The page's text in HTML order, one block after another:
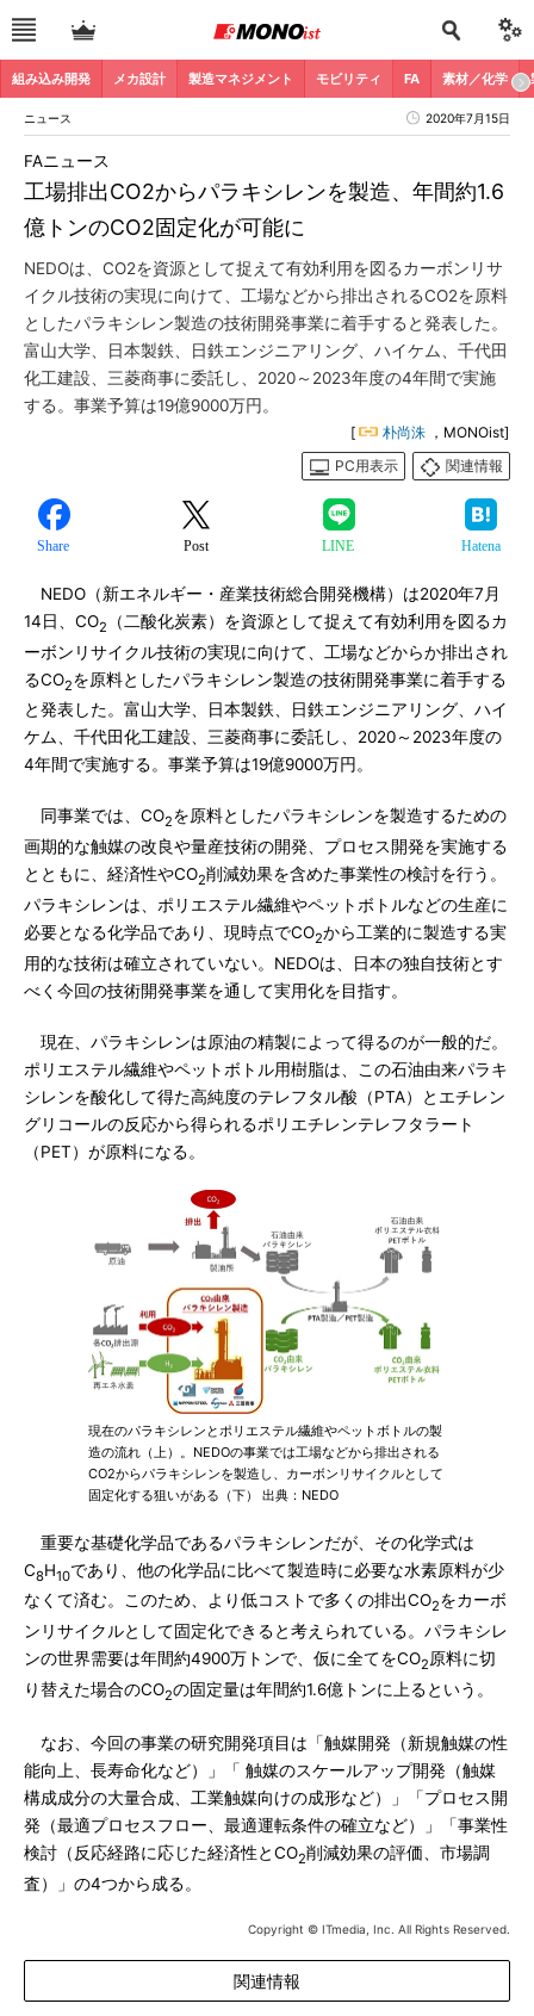
組み込み開発 メカ設計 製造マネジメント モビリティ FA 素材／化学
ニュース 2020年7月15日
工場排出CO2からパラキシレンを製造、年間約1.6
億トンのCO2固定化が可能に
FAニュース
NEDOは、CO2を資源として捉えて有効利用を図るカーボンリサ
イクル技術の実現に向けて、工場などから排出されるCO2を原料
としたパラキシレン製造の技術開発事業に着手すると発表した。
富山大学、日本製鉄、日鉄エンジニアリング、ハイケム、千代田
化工建設、三菱商事に委託し、2020～2023年度の4年間で実施
する。事業予算は19億9000万円。
[ 朴尚洙 ，MONOist]
PC用表示
関連情報
Share Post LINE Hatena
NEDO（新エネルギー・産業技術総合開発機構）は2020年7月
14日、CO2
（二酸化炭素）を資源として捉えて有効利用を図るカ
ーボンリサイクル技術の実現に向けて、工場などからか排出され
るCO2を原料としたパラキシレン製造の技術開発事業に着手する
と発表した。富山大学、日本製鉄、日鉄エンジニアリング、ハイ
ケム、千代田化工建設、三菱商事に委託し、2020～2023年度の
4年間で実施する。事業予算は19億9000万円。
同事業では、CO2を原料としたパラキシレンを製造するための
画期的な触媒の改良や量産技術の開発、プロセス開発を実施する
とともに、経済性やCO2削減効果を含めた事業性の検討を行う。
パラキシレンは、ポリエステル繊維やペットボトルなどの生産に
必要となる化学品であり、現時点でCO2から工業的に製造する実
用的な技術は確立されていない。NEDOは、日本の独自技術とす
べく今回の技術開発事業を通して実用化を目指す。
現在、パラキシレンは原油の精製によって得るのが一般的だ。
ポリエステル繊維やペットボトル用樹脂は、この石油由来パラキ
シレンを酸化して得た高純度のテレフタル酸（PTA）とエチレン
グリコールの反応から得られるポリエチレンテレフタラート
（PET）が原料になる。
現在のパラキシレンとポリエステル繊維やペットボトルの製
造の流れ（上）。NEDOの事業では工場などから排出される
CO2からパラキシレンを製造し、カーボンリサイクルとして
固定化する狙いがある（下） 出典：NEDO
重要な基礎化学品であるパラキシレンだが、その化学式は
C8H10であり、他の化学品に比べて製造時に必要な水素原料が少
なくて済む。このため、より低コストで多くの排出CO2をカーボ
ンリサイクルとして固定化できると考えられている。パラキシレ
ンの世界需要は年間約4900万トンで、仮に全てをCO2 原料に切
り替えた場合のCO2の固定量は年間約1.6億トンに上るという。
なお、今回の事業の研究開発項目は「触媒開発（新規触媒の性
能向上、長寿命化など）」「 触媒のスケールアップ開発（触媒
構成成分の大量合成、工業触媒向けの成形など）」「プロセス開
発（最適プロセスフロー、最適運転条件の確立など）」「事業性
検討（反応経路に応じた経済性とCO2削減効果の評価、市場調
査）」の4つから成る。
Copyright © ITmedia, Inc. All Rights Reserved.
関連情報